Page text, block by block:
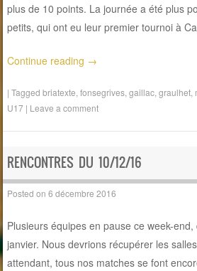
plus de 10 points. La journée a été plus
petits, qui ont eu leur premier tournoi à
Continue reading →
|Taggedbriatexte ,fonsegrives ,gaillac ,graulhet
U17 | Leave a comment
RENCONTRES DU 10/12/16
Posted on6 décembre 2016
Plusieurs équipes en pause ce week-end,
janvier. Nous devrions récupérer les
attendant, tous nos matches se font